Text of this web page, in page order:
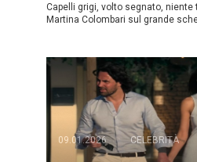
Capelli grigi, volto segnato, niente
Martina Colombari sul grande
09.01.2026
CELEBRITÀ